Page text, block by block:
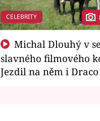
CELEBRITY
slavného filmového
Jezdil na něm i